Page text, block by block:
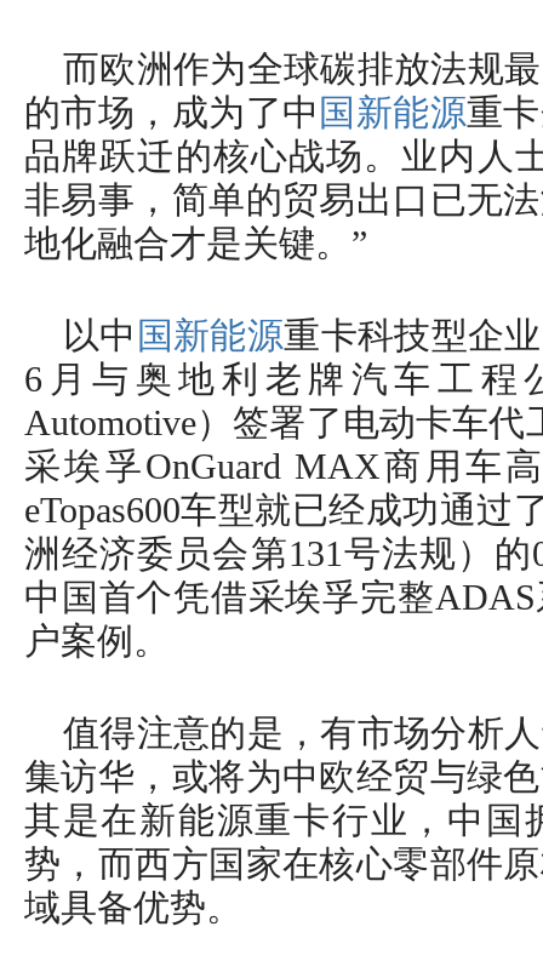
而欧洲作为全球碳排放法规
的市场，成为了中 国新能源重
品牌跃迁的核心战场。业内人
非易事，简单的贸易出口已无
地化融合才是关键。”
以中 国新能源重卡科技型企
6月与奥地利老牌汽车工程
Automotive）签署了电动卡车代
采埃孚OnGuard MAX商用车
eTopas600车型就已经成功通过
洲经济委员会第131号法规）
中国首个凭借采埃孚完整
户案例。
值得注意的是，有市场分析
集访华，或将为中欧经贸与绿
其是在新能源重卡行业，中国
势，而西方国家在核心零部件
域具备优势。